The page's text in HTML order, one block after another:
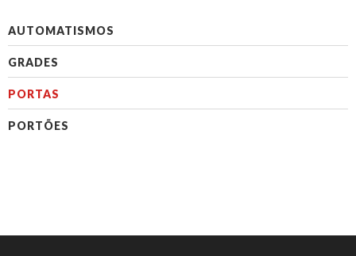
AUTOMATISMOS
GRADES
PORTAS
PORTÕES